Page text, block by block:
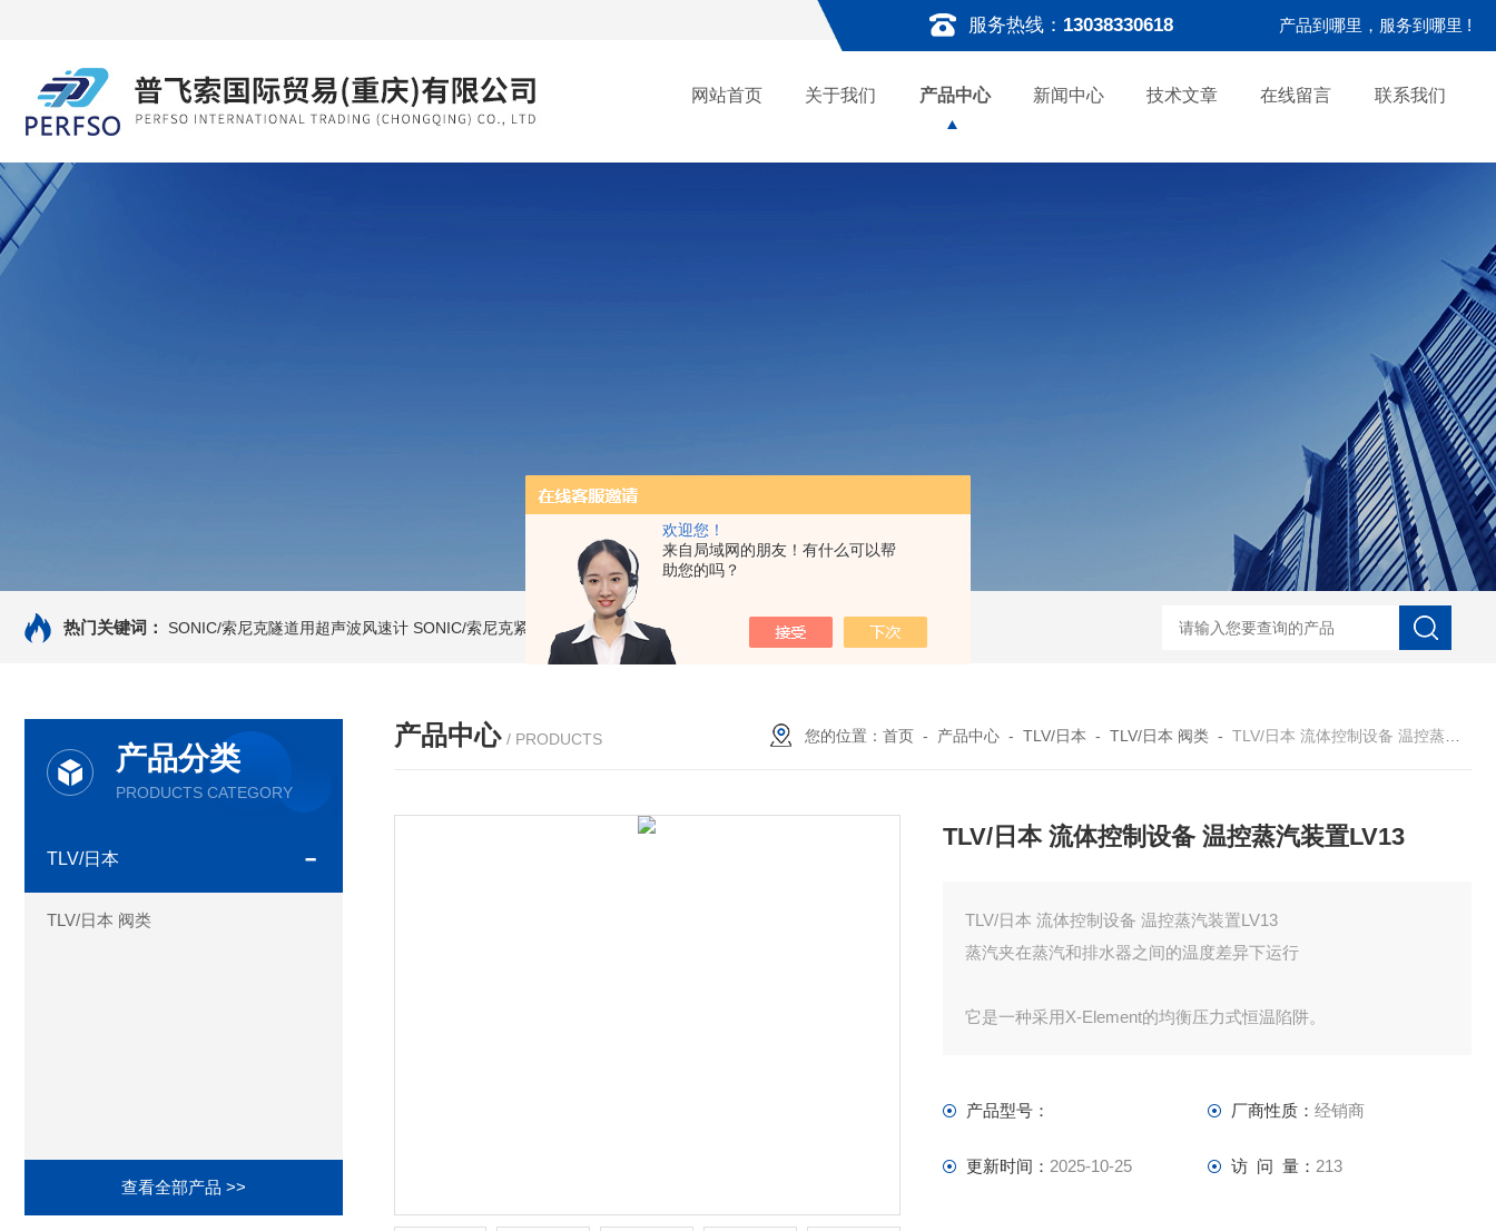
欢迎您！
来自局域网的朋友！有什么可以帮
助您的吗？
服务热线： 13038330618 产品到哪里，服务到哪里 !
网站首页 关于我们 产品中心 新闻中心 技术文章 在线留言 联系我们
热门关键词： SONIC/索尼克隧道用超声波风速计 SONIC/索尼克紧凑型液体流量计 NACG-7-E-O-25日本无机 酸性气体去除化学滤芯 NECS-7-E-B-25日本无机 酸性气体去除化学滤芯 NECS-7-E-A-25日本无
产品分类
PRODUCTS CATEGORY
TLV/日本
TLV/日本 阀类
查看全部产品 >>
产品中心 / PRODUCTS 您的位置：首页 - 产品中心 -TLV/日本 -TLV/日本 阀类 -TLV/日本 流体控制设备 温控蒸汽装置LV13
TLV/日本 流体控制设备 温控蒸汽装置LV13
TLV/日本 流体控制设备 温控蒸汽装置LV13
蒸汽夹在蒸汽和排水器之间的温度差异下运行
它是一种采用X-Element的均衡压力式恒温陷阱。
产品型号： 厂商性质： 经销商
更新时间： 2025-10-25 访 问 量： 213